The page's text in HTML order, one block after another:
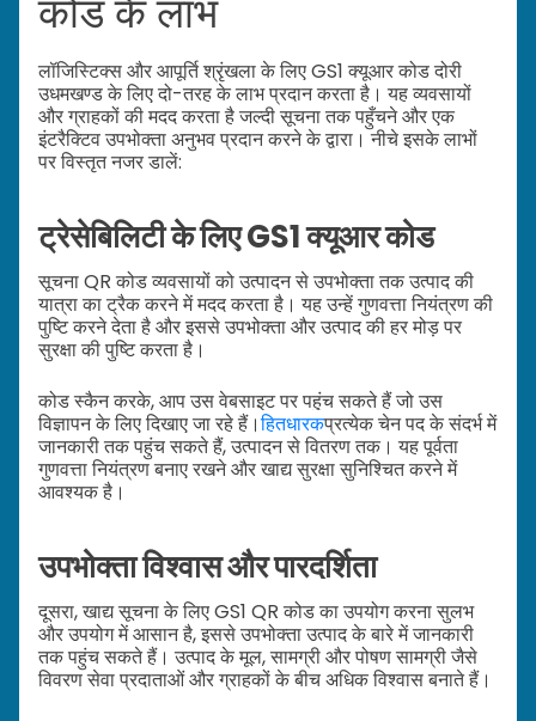
कोड के लाभ
लॉजिस्टिक्स और आपूर्ति श्रृंखला के लिए GS1 क्यूआर कोड दोरी
उधमखण्ड के लिए दो-तरह के लाभ प्रदान करता है। यह व्यवसायों
और ग्राहकों की मदद करता है जल्दी सूचना तक पहुँचने और एक
इंटरैक्टिव उपभोक्ता अनुभव प्रदान करने के द्वारा। नीचे इसके लाभों
पर विस्तृत नजर डालें:
ट्रेसेबिलिटी के लिए GS1 क्यूआर कोड
सूचना QR कोड व्यवसायों को उत्पादन से उपभोक्ता तक उत्पाद की
यात्रा का ट्रैक करने में मदद करता है। यह उन्हें गुणवत्ता नियंत्रण की
पुष्टि करने देता है और इससे उपभोक्ता और उत्पाद की हर मोड़ पर
सुरक्षा की पुष्टि करता है।
कोड स्कैन करके, आप उस वेबसाइट पर पहुंच सकते हैं जो उस
विज्ञापन के लिए दिखाए जा रहे हैं।हितधारकप्रत्येक चेन पद के संदर्भ में
जानकारी तक पहुंच सकते हैं, उत्पादन से वितरण तक। यह पूर्वता
गुणवत्ता नियंत्रण बनाए रखने और खाद्य सुरक्षा सुनिश्चित करने में
आवश्यक है।
उपभोक्ता विश्वास और पारदर्शिता
दूसरा, खाद्य सूचना के लिए GS1 QR कोड का उपयोग करना सुलभ
और उपयोग में आसान है, इससे उपभोक्ता उत्पाद के बारे में जानकारी
तक पहुंच सकते हैं। उत्पाद के मूल, सामग्री और पोषण सामग्री जैसे
विवरण सेवा प्रदाताओं और ग्राहकों के बीच अधिक विश्वास बनाते हैं।